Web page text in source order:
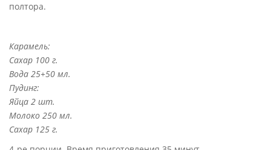
полтора.
Карамель:
Сахар 100 г.
Вода 25+50 мл.
Пудинг:
Яйца 2 шт.
Молоко 250 мл.
Сахар 125 г.